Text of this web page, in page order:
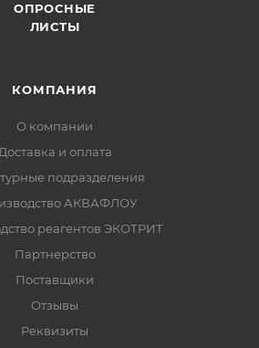
ОПРОСНЫЕ
ЛИСТЫ
КОМПАНИЯ
О компании
Доставка и оплата
подразделения
АКВАФЛОУ
реагентов ЭКОТРИТ
Партнерство
Поставщики
Отзывы
Реквизиты